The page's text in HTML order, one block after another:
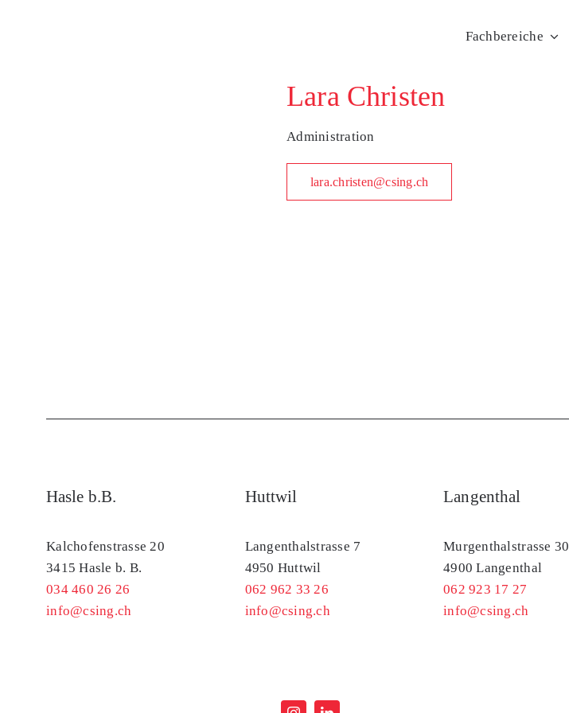
Fachbereiche
Lara Christen
Administration
lara.christen@csing.ch
Hasle b.B.
Kalchofenstrasse 20
3415 Hasle b. B.
034 460 26 26
info@csing.ch
Huttwil
Langenthalstrasse 7
4950 Huttwil
062 962 33 26
info@csing.ch
Langenthal
Murgenthalstrasse 30
4900 Langenthal
062 923 17 27
info@csing.ch